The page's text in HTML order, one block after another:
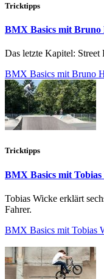
Tricktipps
BMX Basics mit
Das letzte Kapitel: Street
BMX Basics mit Bruno
Tricktipps
BMX Basics mit
Tobias Wicke erklärt
Fahrer.
BMX Basics mit Tobias